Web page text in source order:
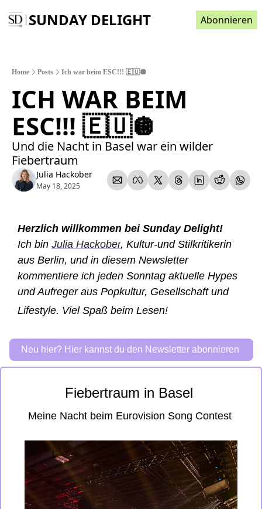
SUNDAY DELIGHT Abonnieren
Home Posts Ich war beim ESC!!! 🇪🇺🪩
ICH WAR BEIM
ESC!!! 🇪🇺🪩
Und die Nacht in Basel war ein wilder
Fiebertraum
Julia Hackober
May 18, 2025
Herzlich willkommen bei Sunday Delight!
Ich bin Julia Hackober, Kultur-und Stilkritikerin
aus Berlin, und in diesem Newsletter
kommentiere ich jeden Sonntag aktuelle Hypes
und Aufreger aus Popkultur, Gesellschaft und
Lifestyle. Viel Spaß beim Lesen!
Neu hier? Hier kannst du den Newsletter abonnieren
Fiebertraum in Basel
Meine Nacht beim Eurovision Song Contest